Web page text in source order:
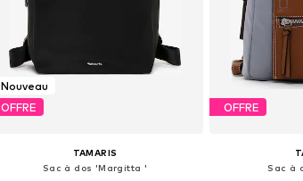
Nouveau
OFFRE
TAMARIS
Sac à dos 'Margitta '
OFFRE
Sac à